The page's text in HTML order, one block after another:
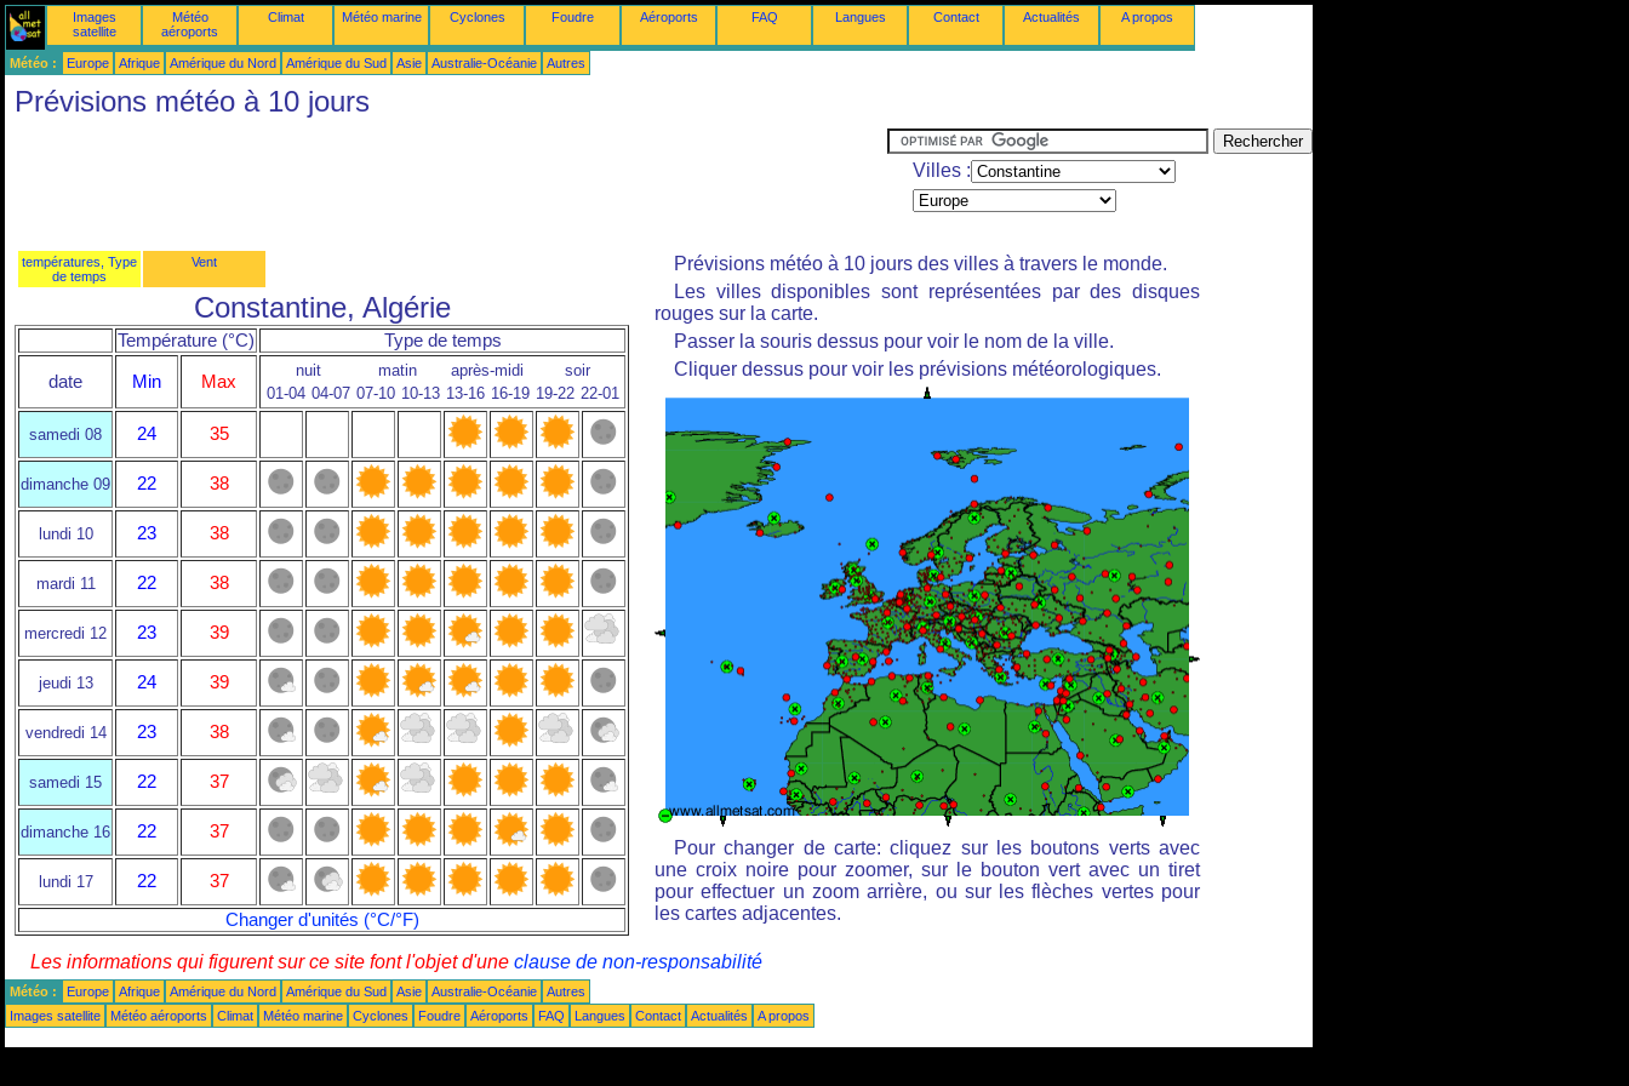
Images
satellite
Météo
aéroports
Climat Météo marine Cyclones Foudre Aéroports FAQ Langues Contact Actualités A propos
Météo : Europe Afrique Amérique du Nord Amérique du Sud Asie Australie-Océanie Autres
Prévisions météo à 10 jours
Villes :
températures, Type
de temps
Vent
Constantine, Algérie
Température (°C) Type de temps
date Min Max
nuit matin après-midi
soir
01-04 04-07 07-10 10-13 13-16 16-19 19-22 22-01
samedi 08 24 35
dimanche 09 22 38
lundi 10 23 38
mardi 11 22 38
mercredi 12 23 39
jeudi 13 24 39
vendredi 14 23 38
samedi 15 22 37
dimanche 16 22 37
lundi 17 22
37
Changer d'unités (°C/°F)
Prévisions météo à 10 jours des villes à travers le monde.
Les villes disponibles sont représentées par des disques
rouges sur la carte.
Passer la souris dessus pour voir le nom de la ville.
Cliquer dessus pour voir les prévisions météorologiques.
Pour changer de carte: cliquez sur les boutons verts avec
une croix noire pour zoomer, sur le bouton vert avec un tiret
pour effectuer un zoom arrière, ou sur les flèches vertes pour
les cartes adjacentes.
Les informations qui figurent sur ce site font l'objet d'une clause de non-responsabilité
Météo : Europe Afrique Amérique du Nord Amérique du Sud Asie Australie-Océanie
Autres
Images satellite
Météo aéroports Climat Météo marine Cyclones Foudre Aéroports FAQ Langues Contact Actualités A propos